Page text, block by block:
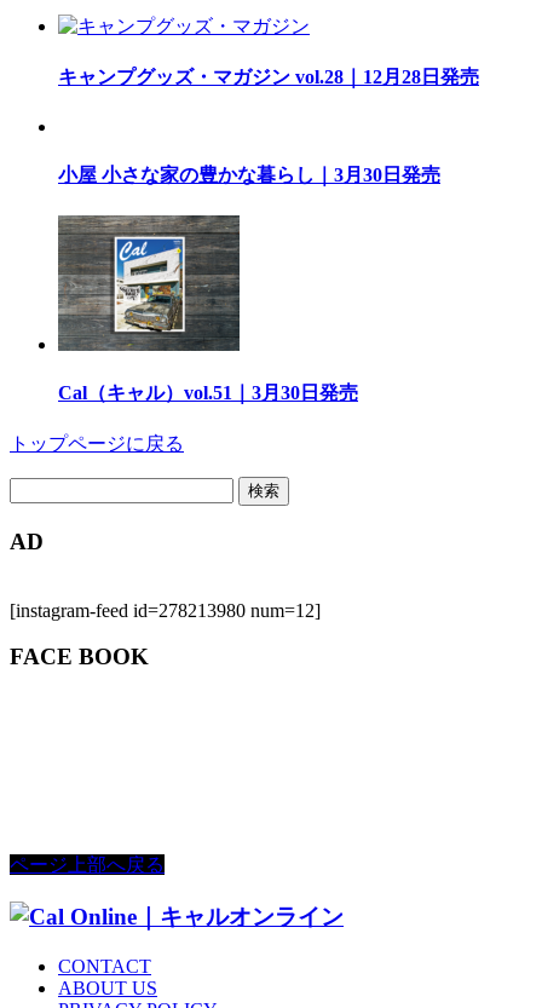
キャンプグッズ・マガジン vol.28｜12月28日発売
小屋 小さな家の豊かな暮らし｜3月30日発売
Cal（キャル）vol.51｜3月30日発売
トップページに戻る
AD
[instagram-feed id=278213980 num=12]
FACE BOOK
ページ上部へ戻る
CONTACT
ABOUT US